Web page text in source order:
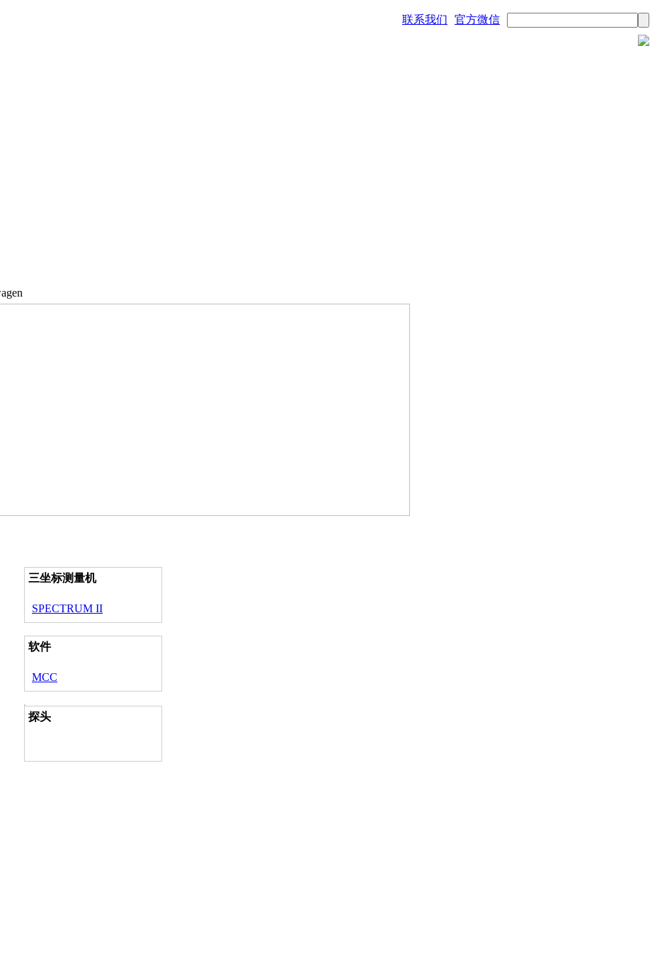
联系我们 官方微信
三坐标测量机
SPECTRUM II
软件
MCC
探头